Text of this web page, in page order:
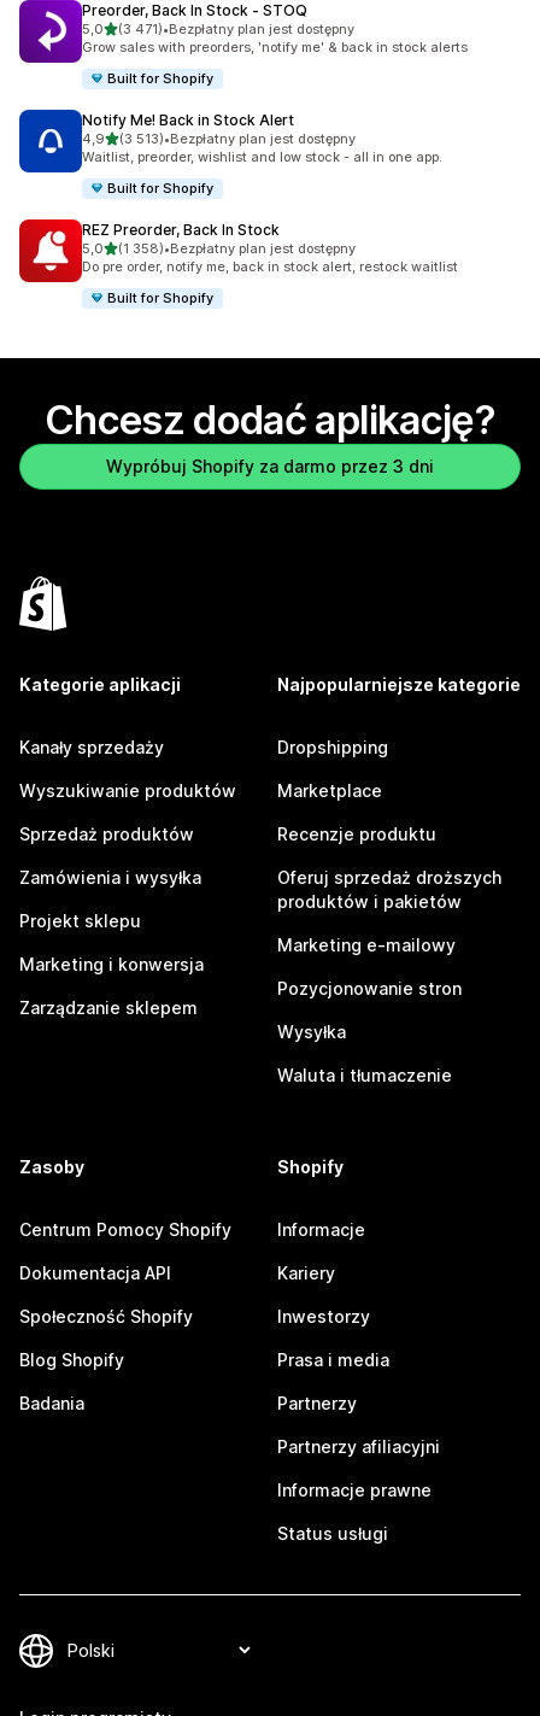
Preorder, Back In Stock ‑ STOQ
5,0na 5 gwiazdek
(3 471)
Łączna liczba recenzji: 3471
•Bezpłatny plan jest dostępny
Grow sales with preorders, 'notify me' & back in stock alerts
Built for Shopify
Notify Me! Back in Stock Alert
4,9na 5 gwiazdek
(3 513)
Łączna liczba recenzji: 3513
•Bezpłatny plan jest dostępny
Waitlist, preorder, wishlist and low stock - all in one app.
Built for Shopify
REZ Preorder, Back In Stock
5,0na 5 gwiazdek
(1 358)
Łączna liczba recenzji: 1358
•Bezpłatny plan jest dostępny
Do pre order, notify me, back in stock alert, restock waitlist
Built for Shopify
Chcesz dodać aplikację?
Wypróbuj Shopify za darmo przez 3 dni
Kategorie aplikacji
Kanały sprzedaży
Wyszukiwanie produktów
Sprzedaż produktów
Zamówienia i wysyłka
Projekt sklepu
Marketing i konwersja
Zarządzanie sklepem
Najpopularniejsze kategorie
Dropshipping
Marketplace
Recenzje produktu
Oferuj sprzedaż droższych
produktów i pakietów
Marketing e-mailowy
Pozycjonowanie stron
Wysyłka
Waluta i tłumaczenie
Zasoby
Centrum Pomocy Shopify
Dokumentacja API
Społeczność Shopify
Blog Shopify
Badania
Shopify
Informacje
Kariery
Inwestorzy
Prasa i media
Partnerzy
Partnerzy afiliacyjni
Informacje prawne
Status usługi